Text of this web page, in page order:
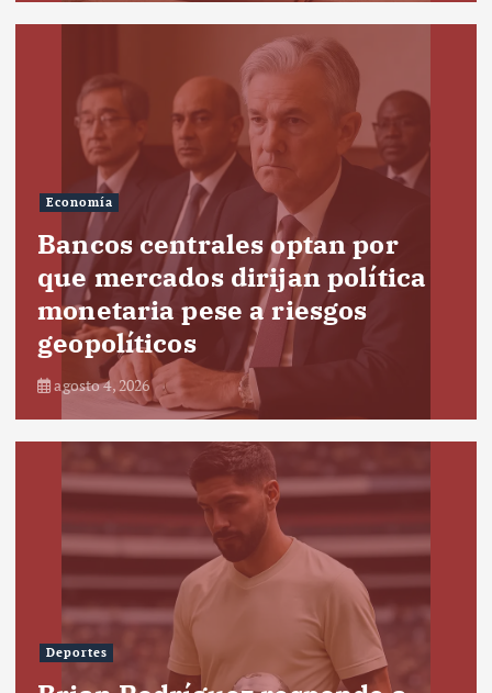
Economía
Bancos centrales optan por
que mercados dirijan política
monetaria pese a riesgos
geopolíticos
agosto 4, 2026
Deportes